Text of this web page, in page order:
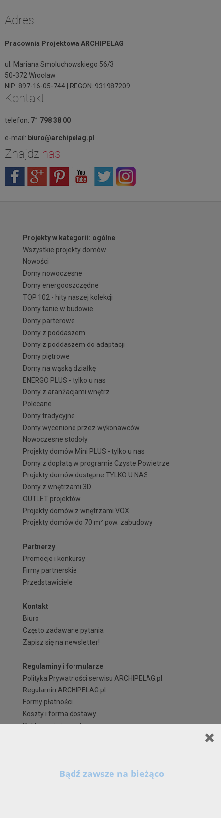
Szanowni Państwo,
Adres
Pracownia Projektowa ARCHIPELAG
ul. Mariana Smoluchowskiego 56/3
50-372 Wrocław
NIP: 897-16-05-744 | REGON: 931987209
Kontakt
telefon: 71 798 38 00
e-mail: biuro@archipelag.pl
Znajdź nas
Projekty w kategorii: ogólne
Wszystkie projekty domów
Nowości
Domy nowoczesne
Domy energooszczędne
TOP 102 - hity naszej kolekcji
Domy tanie w budowie
Domy parterowe
Domy z poddaszem
Domy z poddaszem do adaptacji
Domy piętrowe
Domy na wąską działkę
ENERGO PLUS - tylko u nas
Domy z aranżacjami wnętrz
Polecane
Domy tradycyjne
Domy wycenione przez wykonawców
Nowoczesne stodoły
Projekty domów Mini PLUS - tylko u nas
Domy z dopłatą w programie Czyste Powietrze
Projekty domów dostępne TYLKO U NAS
Domy z wnętrzami 3D
OUTLET projektów
Projekty domów z wnętrzami VOX
Projekty domów do 70 m² pow. zabudowy
Partnerzy
Promocje i konkursy
Firmy partnerskie
Przedstawiciele
Kontakt
Biuro
Często zadawane pytania
Zapisz się na newsletter!
Regulaminy i formularze
Polityka Prywatności serwisu ARCHIPELAG.pl
Regulamin ARCHIPELAG.pl
Formy płatności
Koszty i forma dostawy
Reklamacje i zwroty